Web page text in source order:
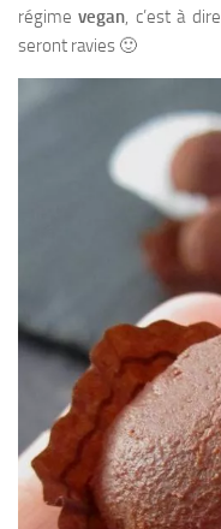
régimevegan, c’est à dire
seront ravies 🙂